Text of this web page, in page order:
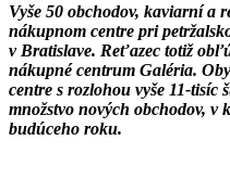
Vyše 50 obchodov, kaviarní a
nákupnom centre pri
v Bratislave. Reťazec totiž
nákupné centrum Galéria.
centre s rozlohou vyše 11-tisíc
množstvo nových obchodov,
budúceho roku.